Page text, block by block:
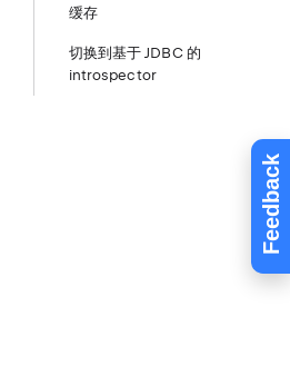
Feedback
缓存
切换到基于 JDBC 的
introspector